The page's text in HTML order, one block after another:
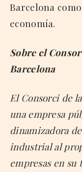
Barcelona
economía.
Sobre el
Barcelona
El Consorci de
una empresa
dinamizadora
industrial al
empresas en